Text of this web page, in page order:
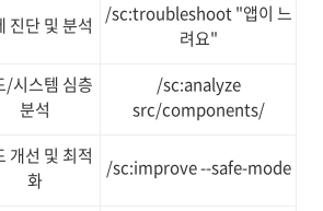
진단 및 분석
/sc:troubleshoot "앱이 느
려요"
/시스템 심층
분석
/sc:analyze
src/components/
개선 및 최적
화
/sc:improve --safe-mode